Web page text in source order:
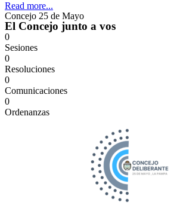
Read more...
Concejo 25 de Mayo
El Concejo junto a vos
0
Sesiones
0
Resoluciones
0
Comunicaciones
0
Ordenanzas